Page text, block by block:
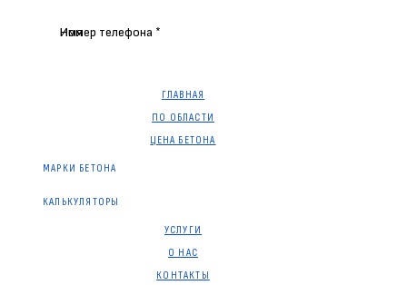
ГЛАВНАЯ
ПО ОБЛАСТИ
ЦЕНА БЕТОНА
МАРКИ БЕТОНА
КАЛЬКУЛЯТОРЫ
УСЛУГИ
О НАС
КОНТАКТЫ
Имя
Номер телефона *